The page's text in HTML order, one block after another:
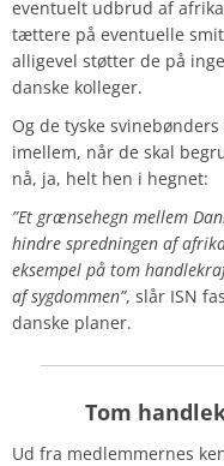
eventuelt udbrud af
tættere på eventuelle
alligevel støtter de på
danske kolleger.
Og de tyske
imellem, når de skal
nå, ja, helt hen i hegnet:
”Et grænsehegn mellem
hindre spredningen af
eksempel på tom
af sygdommen”, slår ISN
danske planer.
Tom
Ud fra medlemmernes